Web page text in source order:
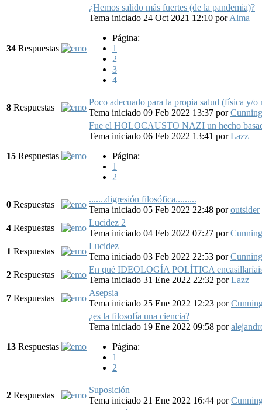
34 Respuestas
¿Hemos salido más fuertes (de la pandemia)?
Tema iniciado 24 Oct 2021 12:10 porAlma
Página:
1
2
3
4
8 Respuestas
Poco adecuado para la propia salud (física y/o
Tema iniciado 09 Feb 2022 13:37 por
15 Respuestas
Fue el HOLOCAUSTO NAZI un hecho
Tema iniciado 06 Feb 2022 13:41 porLazz
Página:
1
2
0 Respuestas
.......digresión filosófica.........
Tema iniciado 05 Feb 2022 22:48 poroutsider
4 Respuestas
Lucidez 2
Tema iniciado 04 Feb 2022 07:27 por
1 Respuestas
Lucidez
Tema iniciado 03 Feb 2022 22:53 por
2 Respuestas
En qué IDEOLOGÍA POLÍTICA
Tema iniciado 31 Ene 2022 22:32 porLazz
7 Respuestas
Asepsia
Tema iniciado 25 Ene 2022 12:23 por
13 Respuestas
¿es la filosofía una ciencia?
Tema iniciado 19 Ene 2022 09:58 por
Página:
1
2
2 Respuestas
Suposición
Tema iniciado 21 Ene 2022 16:44 por